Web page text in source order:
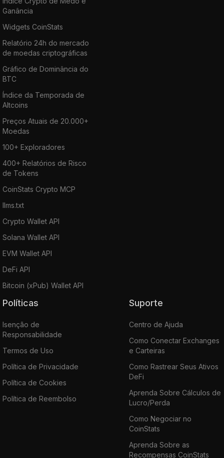
Ganância
Widgets CoinStats
Relatório 24h do mercado
de moedas criptográficas
Gráfico de Dominância do
BTC
Índice da Temporada de
Altcoins
Preços Atuais de 20.000+
Moedas
100+ Exploradores
400+ Relatórios de Risco
de Tokens
CoinStats Crypto MCP
llms.txt
Crypto Wallet API
Solana Wallet API
EVM Wallet API
DeFi API
Bitcoin (xPub) Wallet API
Políticas
Isenção de
Responsabilidade
Termos de Uso
Política de Privacidade
Política de Cookies
Política de Reembolso
Suporte
Centro de Ajuda
Como Conectar Exchanges
e Carteiras
Como Rastrear Seus Ativos
DeFi
Aprenda Sobre Cálculos de
Lucro/Perda
Como Negociar no
CoinStats
Aprenda Sobre as
Recompensas CoinStats